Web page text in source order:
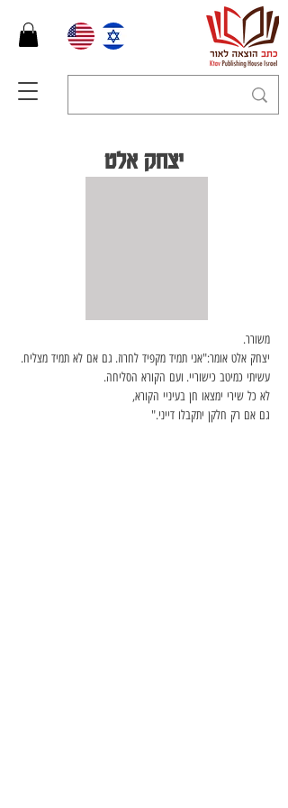
יצחק אלט
משורר.
יצחק אלט אומר:"אני תמיד מקפיד לחרוז. גם אם לא תמיד מצליח.
עשיתי כמיטב כישוריי. ועם הקורא הסליחה.
לא כל שירי ימצאו חן בעיניי הקורא,
גם אם רק חלקן יתקבלו דייני."